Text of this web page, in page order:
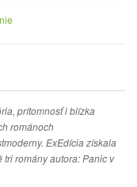
prítomnosť i blízka
románoch
ExEdícia získala
romány autora: Panic v